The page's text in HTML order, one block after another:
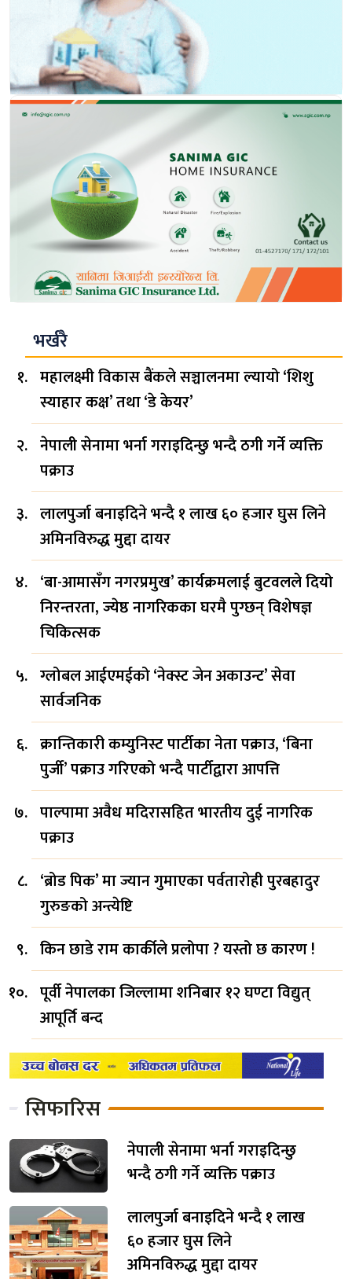
भर्खरै
महालक्ष्मी विकास बैंकले सञ्चालनमा ल्यायो ‘शिशु
स्याहार कक्ष’ तथा ‘डे केयर’
नेपाली सेनामा भर्ना गराइदिन्छु भन्दै ठगी गर्ने व्यक्ति
पक्राउ
लालपुर्जा बनाइदिने भन्दै १ लाख ६० हजार घुस लिने
अमिनविरुद्ध मुद्दा दायर
‘बा-आमासँग नगरप्रमुख’ कार्यक्रमलाई बुटवलले दियो
निरन्तरता, ज्येष्ठ नागरिकका घरमै पुग्छन् विशेषज्ञ
चिकित्सक
ग्लोबल आईएमईको ‘नेक्स्ट जेन अकाउन्ट’ सेवा
सार्वजनिक
क्रान्तिकारी कम्युनिस्ट पार्टीका नेता पक्राउ, ‘बिना
पुर्जी’ पक्राउ गरिएको भन्दै पार्टीद्वारा आपत्ति
पाल्पामा अवैध मदिरासहित भारतीय दुई नागरिक
पक्राउ
‘ब्रोड पिक’ मा ज्यान गुमाएका पर्वतारोही पुरबहादुर
गुरुङको अन्त्येष्टि
किन छाडे राम कार्कीले प्रलोपा ? यस्तो छ कारण !
पूर्वी नेपालका जिल्लामा शनिबार १२ घण्टा विद्युत्
आपूर्ति बन्द
सिफारिस
नेपाली सेनामा भर्ना गराइदिन्छु
भन्दै ठगी गर्ने व्यक्ति पक्राउ
लालपुर्जा बनाइदिने भन्दै १ लाख
६० हजार घुस लिने
अमिनविरुद्ध मुद्दा दायर